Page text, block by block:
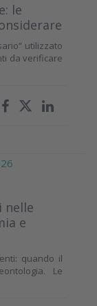
le
utilizzato
da verificare
nelle
e
quando il
Le